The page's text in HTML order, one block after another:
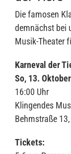
Die famosen
demnächst bei
Musik-Theater
Karneval der
So, 13.
16:00 Uhr
Klingendes
Behmstraße
Tickets: